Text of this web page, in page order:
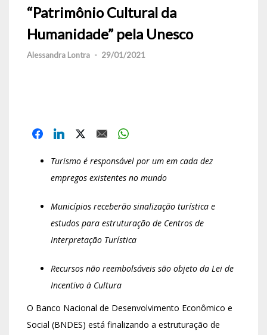
“Patrimônio Cultural da
Humanidade” pela Unesco
Alessandra Lontra - 29/01/2021
Turismo é responsável por um em cada dez
empregos existentes no mundo
Municípios receberão sinalização turística e
estudos para estruturação de Centros de
Interpretação Turística
Recursos não reembolsáveis são objeto da Lei de
Incentivo à Cultura
O Banco Nacional de Desenvolvimento Econômico e
Social (BNDES) está finalizando a estruturação de